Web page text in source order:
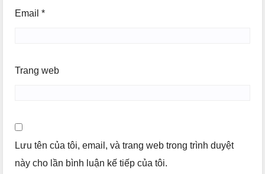
Email *
Trang web
Lưu tên của tôi, email, và trang web trong trình duyệt
này cho lần bình luận kế tiếp của tôi.